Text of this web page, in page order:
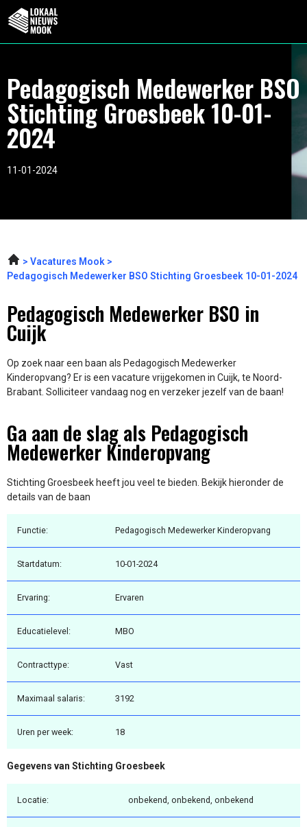
Pedagogisch Medewerker BSO
Stichting Groesbeek 10-01-
2024
11-01-2024
Vacatures Mook
Pedagogisch Medewerker BSO Stichting Groesbeek 10-01-2024
Pedagogisch Medewerker BSO in
Cuijk
Op zoek naar een baan als Pedagogisch Medewerker
Kinderopvang? Er is een vacature vrijgekomen in Cuijk, te Noord-
Brabant. Solliciteer vandaag nog en verzeker jezelf van de baan!
Ga aan de slag als Pedagogisch
Medewerker Kinderopvang
Stichting Groesbeek heeft jou veel te bieden. Bekijk hieronder de
details van de baan
Functie: Pedagogisch Medewerker Kinderopvang
Startdatum: 10-01-2024
Ervaring: Ervaren
Educatielevel: MBO
Contracttype: Vast
Maximaal salaris: 3192
Uren per week: 18
Gegevens van Stichting Groesbeek
Locatie: onbekend, onbekend, onbekend